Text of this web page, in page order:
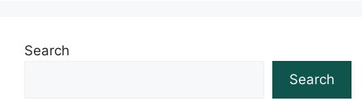
Search
Search